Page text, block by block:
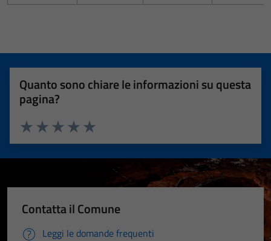
Quanto sono chiare le informazioni su questa
pagina?
Valuta 5 stelle su 5
Valuta 4 stelle su 5
Valuta 3 stelle su 5
Valuta 2 stelle su 5
Valuta 1 stelle su 5
Contatta il Comune
Leggi le domande frequenti